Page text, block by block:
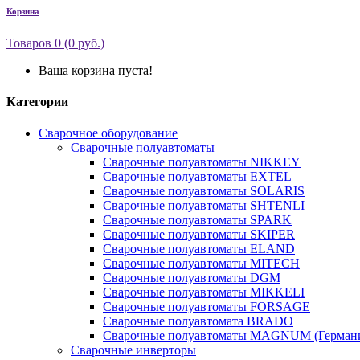
Корзина
Товаров 0 (0 руб.)
Ваша корзина пуста!
Категории
Сварочное оборудование
Сварочные полуавтоматы
Сварочные полуавтоматы NIKKEY
Сварочные полуавтоматы EXTEL
Сварочные полуавтоматы SOLARIS
Сварочные полуавтоматы SHTENLI
Сварочные полуавтоматы SPARK
Сварочные полуавтоматы SKIPER
Сварочные полуавтоматы ELAND
Сварочные полуавтоматы MITECH
Сварочные полуавтоматы DGM
Сварочные полуавтоматы MIKKELI
Сварочные полуавтоматы FORSAGE
Сварочные полуавтомата BRADO
Сварочные полуавтоматы MAGNUM
Сварочные инверторы